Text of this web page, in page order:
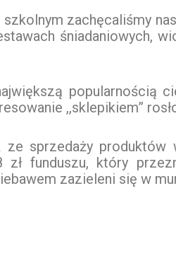
zachęcaliśmy
śniadaniowych,
popularnością
,,sklepikiem”
sprzedaży
funduszu, który
zazieleni się w